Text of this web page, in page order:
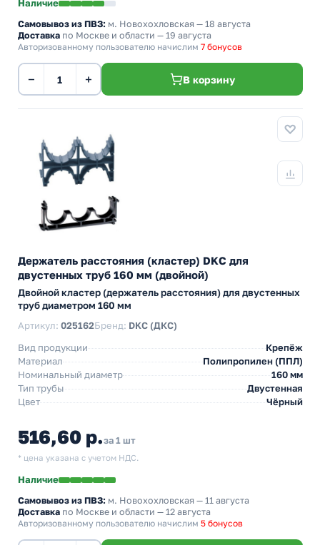
Наличие
Самовывоз из ПВЗ: м. Новохохловская — 18 августа
Доставка по Москве и области — 19 августа
Авторизованному пользователю начислим 7 бонусов
− + В корзину
Держатель расстояния (кластер) DKC для
двустенных труб 160 мм (двойной)
Двойной кластер (держатель расстояния) для двустенных
труб диаметром 160 мм
Артикул: 025162Бренд: DKC (ДКС)
Вид продукции
Крепёж
Материал
Полипропилен (ППЛ)
Номинальный диаметр
160 мм
Тип трубы
Двустенная
Цвет
Чёрный
516,60 р.за 1 шт
* цена указана с учетом НДС.
Наличие
Самовывоз из ПВЗ: м. Новохохловская — 11 августа
Доставка по Москве и области — 12 августа
Авторизованному пользователю начислим 5 бонусов